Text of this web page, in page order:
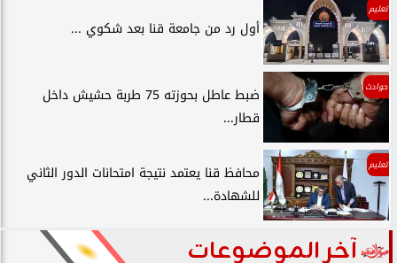
تعليم
أول رد من جامعة قنا بعد شكوي ...
حوادث
ضبط عاطل بحوزته 75 طربة حشيش داخل
قطار...
تعليم
محافظ قنا يعتمد نتيجة امتحانات الدور الثاني
للشهادة...
آخر الموضوعات